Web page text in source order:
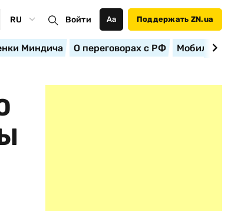
RU Войти Аа Поддержать ZN.ua
Миндича О переговорах с РФ